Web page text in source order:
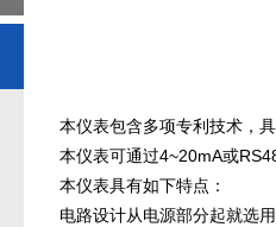
本仪表包含多项专利技术，
本仪表可通过4~20mA或
本仪表具有如下特点：
电路设计从电源部分起就选